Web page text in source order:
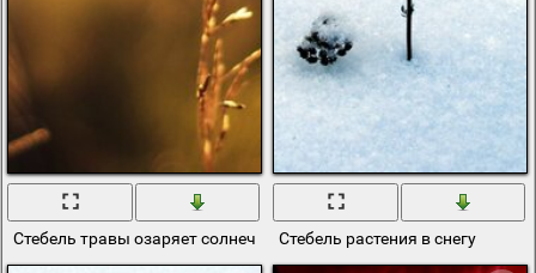
Стебель травы озаряет солнечный лучСтебель растения в снегу